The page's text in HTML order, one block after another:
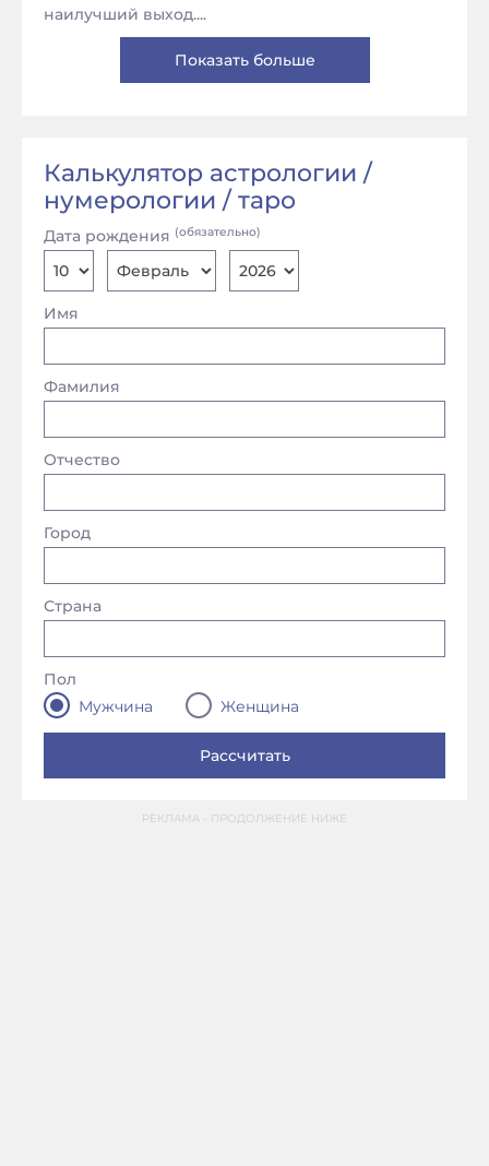
наилучший выход....
Показать больше
Калькулятор астрологии /
нумерологии / таро
Имя
Фамилия
Отчество
Дата рождения (обязательно)
Страна
Город
Пол
Мужчина
Женщина
РЕКЛАМА - ПРОДОЛЖЕНИЕ НИЖЕ